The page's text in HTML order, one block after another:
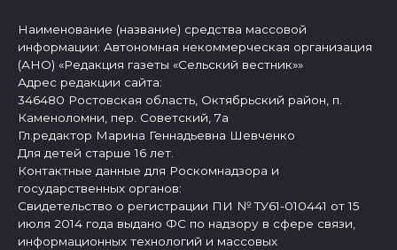
Наименование (название) средства массовой
информации: Автономная некоммерческая организация
(АНО) «Редакция газеты «Сельский вестник»»
Адрес редакции сайта:
346480 Ростовская область, Октябрьский район, п.
Каменоломни, пер. Советский, 7а
Гл.редактор Марина Геннадьевна Шевченко
Для детей старше 16 лет.
Контактные данные для Роскомнадзора и
государственных органов:
Свидетельство о регистрации ПИ № ТУ61-010441 от 15
июля 2014 года выдано ФС по надзору в сфере связи,
информационных технологий и массовых